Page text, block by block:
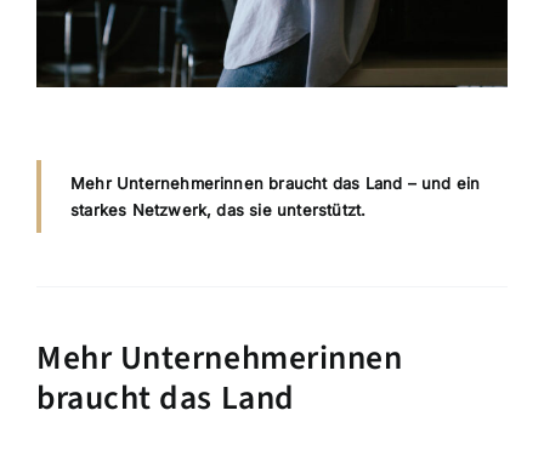
Mehr Unternehmerinnen braucht das Land – und ein
starkes Netzwerk, das sie unterstützt.
Mehr Unternehmerinnen
braucht das Land